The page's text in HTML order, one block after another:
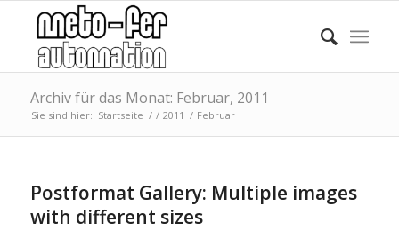
Archiv für das Monat: Februar, 2011
Sie sind hier: Startseite / / 2011 / Februar
Postformat Gallery: Multiple images
with different sizes